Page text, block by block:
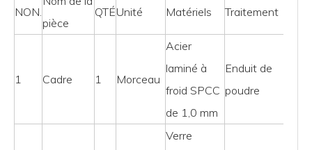
NON.
pièce
QTÉUnité Matériels Traitement
1 Cadre 1 Morceau
Acier
laminé à
froid SPCC
de 1,0 mm
Enduit de
poudre
Verre